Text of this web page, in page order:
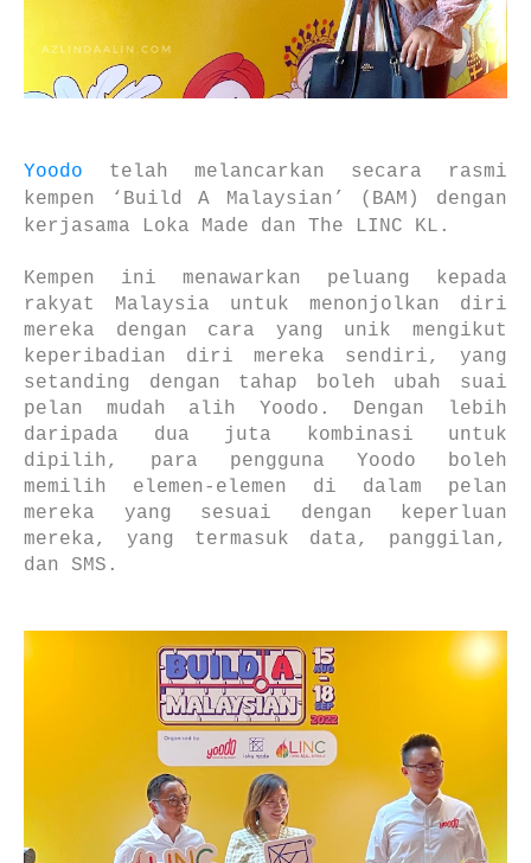
Yoodo telah melancarkan secara rasmi
kempen ‘Build A Malaysian’ (BAM) dengan
kerjasama Loka Made dan The LINC KL.
Kempen ini menawarkan peluang kepada
rakyat Malaysia untuk menonjolkan diri
mereka dengan cara yang unik mengikut
keperibadian diri mereka sendiri, yang
setanding dengan tahap boleh ubah suai
pelan mudah alih Yoodo. Dengan lebih
daripada dua juta kombinasi untuk
dipilih, para pengguna Yoodo boleh
memilih elemen-elemen di dalam pelan
mereka yang sesuai dengan keperluan
mereka, yang termasuk data, panggilan,
dan SMS.